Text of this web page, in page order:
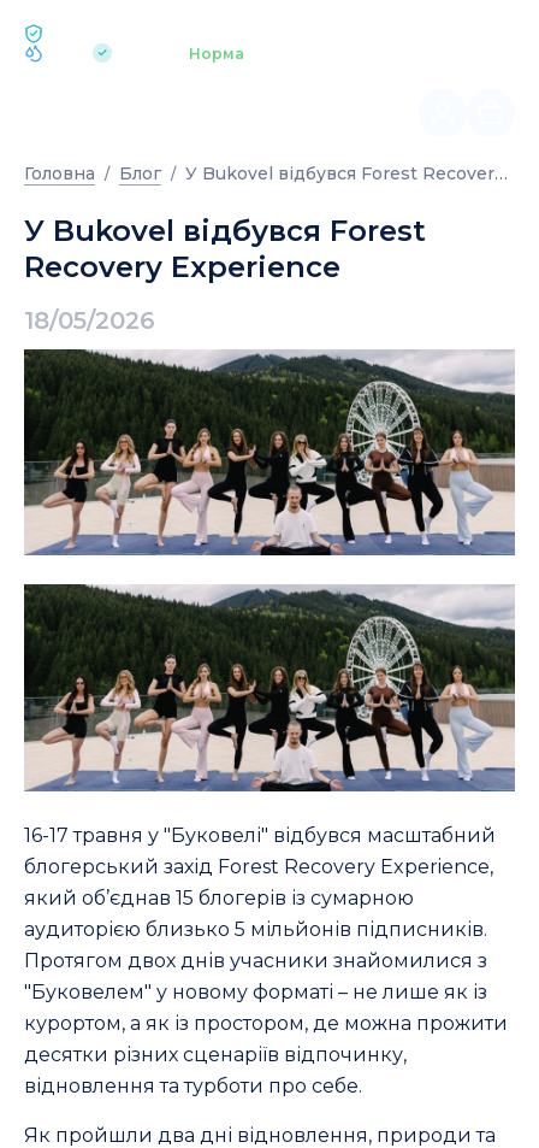
| Норма
Головна Блог У Bukovel відбувся Forest Recovery Experience
У Bukovel відбувся Forest
Recovery Experience
18/05/2026
16-17 травня у "Буковелі" відбувся масштабний
блогерський захід Forest Recovery Experience,
який об’єднав 15 блогерів із сумарною
аудиторією близько 5 мільйонів підписників.
Протягом двох днів учасники знайомилися з
"Буковелем" у новому форматі – не лише як із
курортом, а як із простором, де можна прожити
десятки різних сценаріїв відпочинку,
відновлення та турботи про себе.
Як пройшли два дні відновлення, природи та